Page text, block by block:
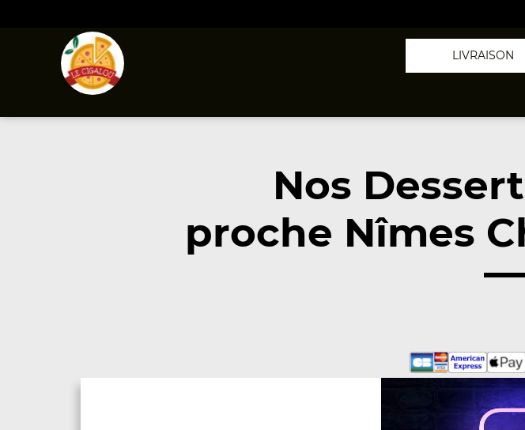
LIVRAISON
Nos
proche Nîmes